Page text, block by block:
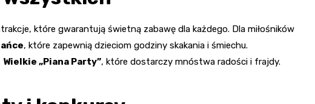
które gwarantują świetną zabawę dla każdego. Dla miłośników
, które zapewnią dzieciom godziny skakania i śmiechu.
Wielkie „Piana Party”, które dostarczy mnóstwa radości i frajdy.